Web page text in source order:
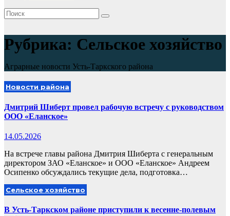
Рубрика: Сельское хозяйство
Аграрные новости Усть-Таркского района
Новости района
Дмитрий Шиберт провел рабочую встречу с руководством
ООО «Еланское»
14.05.2026
На встрече главы района Дмитрия Шиберта с генеральным
директором ЗАО «Еланское» и ООО «Еланское» Андреем
Осипенко обсуждались текущие дела, подготовка…
Сельское хозяйство
В Усть-Таркском районе приступили к весенне-полевым